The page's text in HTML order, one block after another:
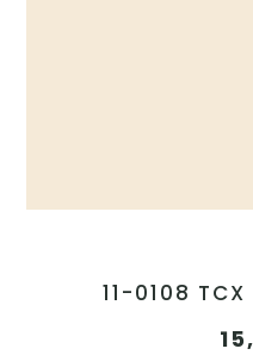
11-0108 TCX